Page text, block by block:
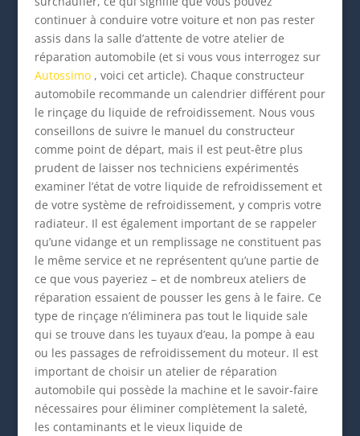
continuer à conduire votre voiture et non pas rester
assis dans la salle d’attente de votre atelier de
réparation automobile (et si vous vous interrogez sur
Autossimo, voici cet article). Chaque constructeur
automobile recommande un calendrier différent pour
le rinçage du liquide de refroidissement. Nous vous
conseillons de suivre le manuel du constructeur
comme point de départ, mais il est peut-être plus
prudent de laisser nos techniciens expérimentés
examiner l’état de votre liquide de refroidissement et
de votre système de refroidissement, y compris votre
radiateur. Il est également important de se rappeler
qu’une vidange et un remplissage ne constituent pas
le même service et ne représentent qu’une partie de
ce que vous payeriez – et de nombreux ateliers de
réparation essaient de pousser les gens à le faire. Ce
type de rinçage n’éliminera pas tout le liquide sale
qui se trouve dans les tuyaux d’eau, la pompe à eau
ou les passages de refroidissement du moteur. Il est
important de choisir un atelier de réparation
automobile qui possède la machine et le savoir-faire
nécessaires pour éliminer complètement la saleté,
les contaminants et le vieux liquide de